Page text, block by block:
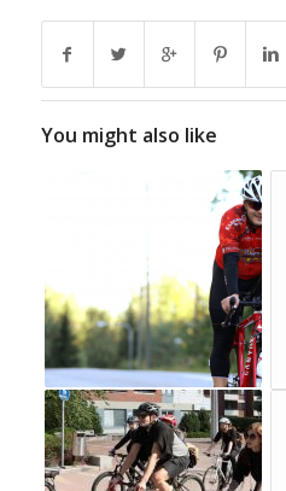
You might also like